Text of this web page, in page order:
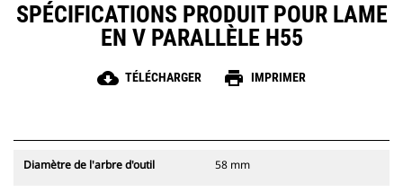
SPÉCIFICATIONS PRODUIT POUR LAME
EN V PARALLÈLE H55
cloud_download TÉLÉCHARGER print IMPRIMER
Diamètre de l'arbre d'outil 58 mm